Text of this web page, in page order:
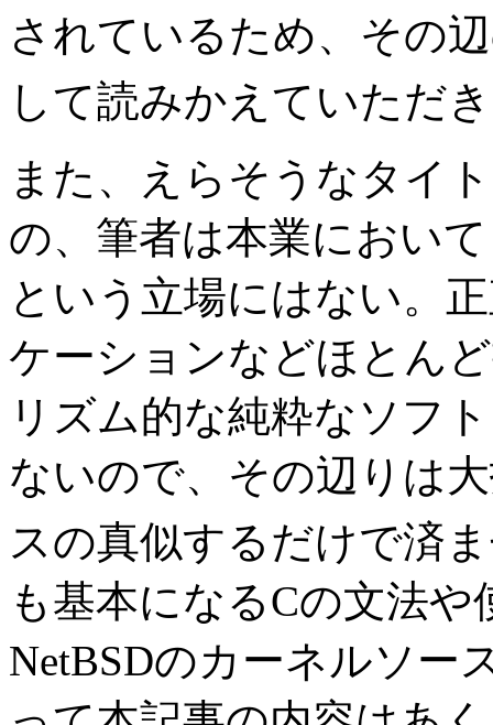
されているため、その
して読みかえていただ
また、えらそうなタイ
の、筆者は本業におい
という立場にはない。
ケーションなどほとん
リズム的な純粋なソフ
ないので、その辺りは
スの真似するだけで済
も基本になるCの文法
NetBSDのカーネルソー